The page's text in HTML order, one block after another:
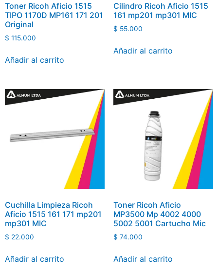
Toner Ricoh Aficio 1515
TIPO 1170D MP161 171 201
Original
$ 115.000
Añadir al carrito
Cilindro Ricoh Aficio 1515
161 mp201 mp301 MIC
$ 55.000
Añadir al carrito
Cuchilla Limpieza Ricoh
Aficio 1515 161 171 mp201
mp301 MIC
$ 22.000
Añadir al carrito
Toner Ricoh Aficio
MP3500 Mp 4002 4000
5002 5001 Cartucho Mic
$ 74.000
Añadir al carrito